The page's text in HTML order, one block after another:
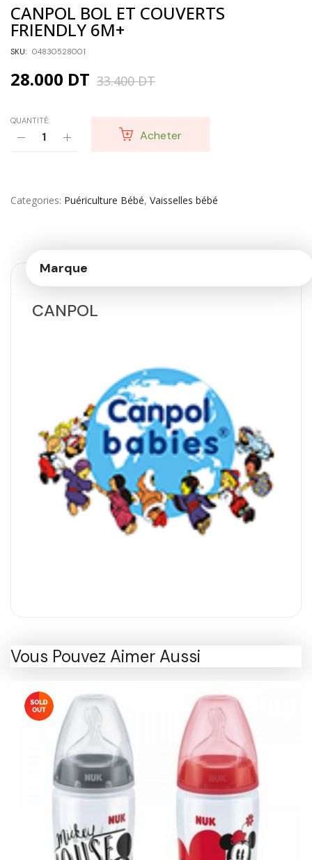
CANPOL BOL ET COUVERTS
FRIENDLY 6M+
SKU: 04830528001
33.400DT
28.000 DT
QUANTITÉ:
Acheter
Categories Puériculture Bébé, Vaisselles bébé
Marque
CANPOL
Vous Pouvez Aimer Aussi